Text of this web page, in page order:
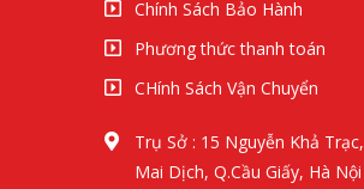
Chính Sách Bảo Hành
Phương thức thanh toán
CHính Sách Vận Chuyển
Trụ Sở : 15 Nguyễn Khả Trạc,
Mai Dịch, Q.Cầu Giấy, Hà Nội